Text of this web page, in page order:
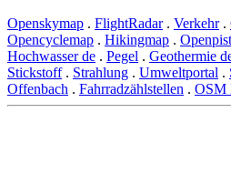
Openskymap . FlightRadar. Verkehr.
Opencyclemap . Hikingmap .
Hochwasser de . Pegel . Geothermie
Stickstoff. Strahlung . Umweltportal .
Offenbach . Fahrradzählstellen . OSM